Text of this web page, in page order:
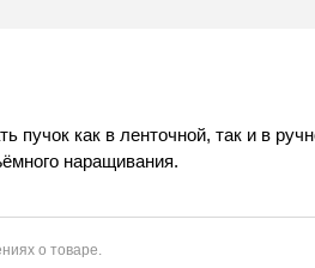
как в ленточной, так и в
наращивания.
о товаре.